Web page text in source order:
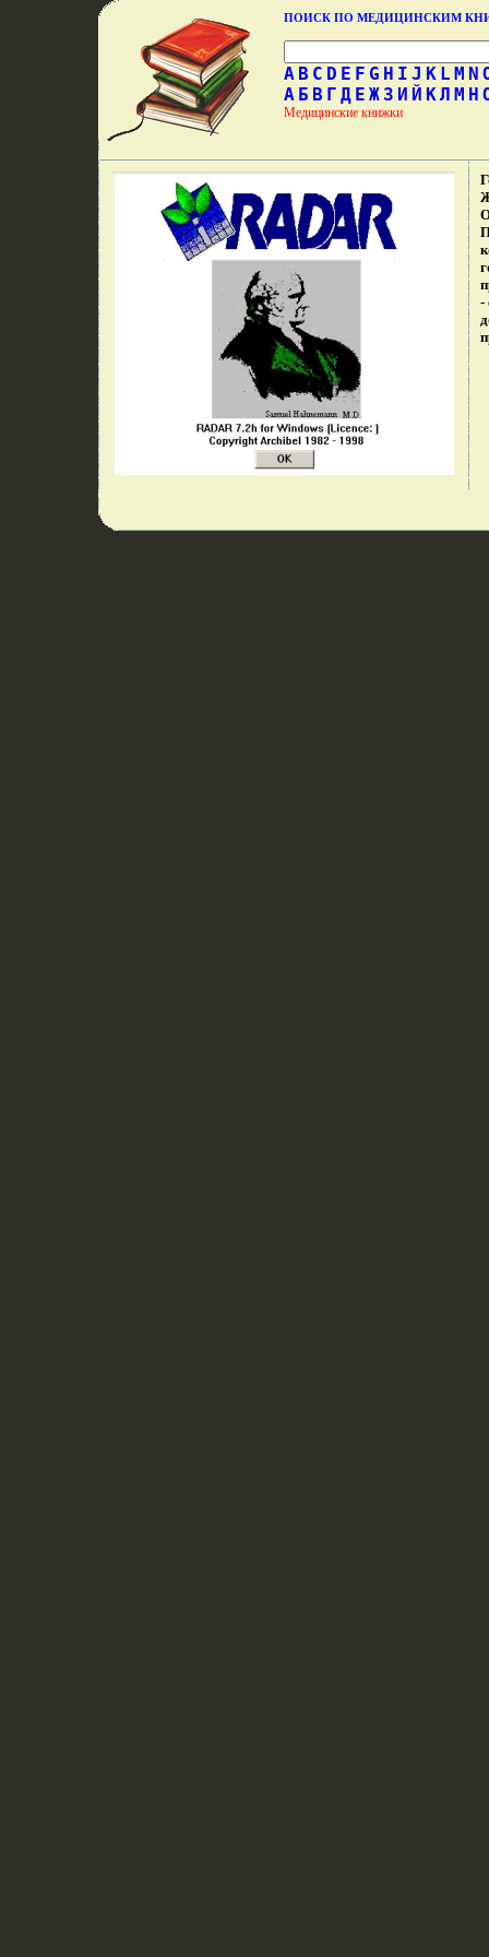
ПОИСК ПО МЕДИЦИНСКИМ
A B C D E F G H I J K L M N
А Б В Г Д Е Ж З И Й КЛ М Н
Медицинские книжки
-